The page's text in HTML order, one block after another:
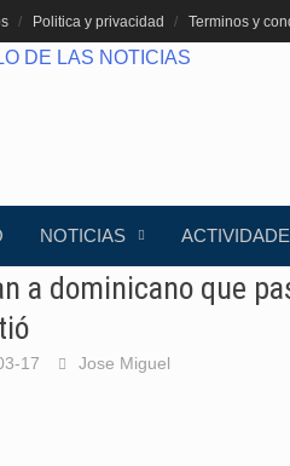
Politica y privacidad Terminos y
NOTICIAS
a dominicano que
17 Jose Miguel